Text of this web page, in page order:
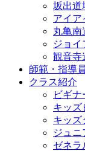
坂出道
アイア
丸亀南
ジョ
観音寺
師範・指導
クラス紹介
ビギナ
キッズ
キッズ
ジュニ
ゼネラ